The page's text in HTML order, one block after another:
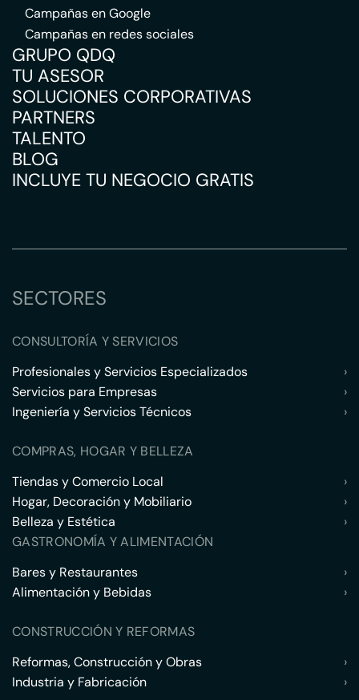
Campañas en Google
Campañas en redes sociales
GRUPO QDQ
TU ASESOR
SOLUCIONES CORPORATIVAS
PARTNERS
TALENTO
BLOG
INCLUYE TU NEGOCIO GRATIS
SECTORES
CONSULTORÍA Y SERVICIOS
Profesionales y Servicios Especializados
›
Servicios para Empresas
›
Ingeniería y Servicios Técnicos
›
COMPRAS, HOGAR Y BELLEZA
Tiendas y Comercio Local
›
Hogar, Decoración y Mobiliario
›
Belleza y Estética
›
GASTRONOMÍA Y ALIMENTACIÓN
Bares y Restaurantes
›
Alimentación y Bebidas
›
CONSTRUCCIÓN Y REFORMAS
Reformas, Construcción y Obras
›
Industria y Fabricación
›